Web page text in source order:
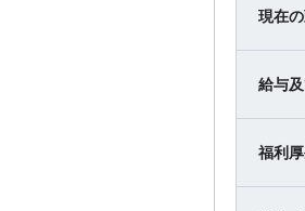
現在
給与
福利